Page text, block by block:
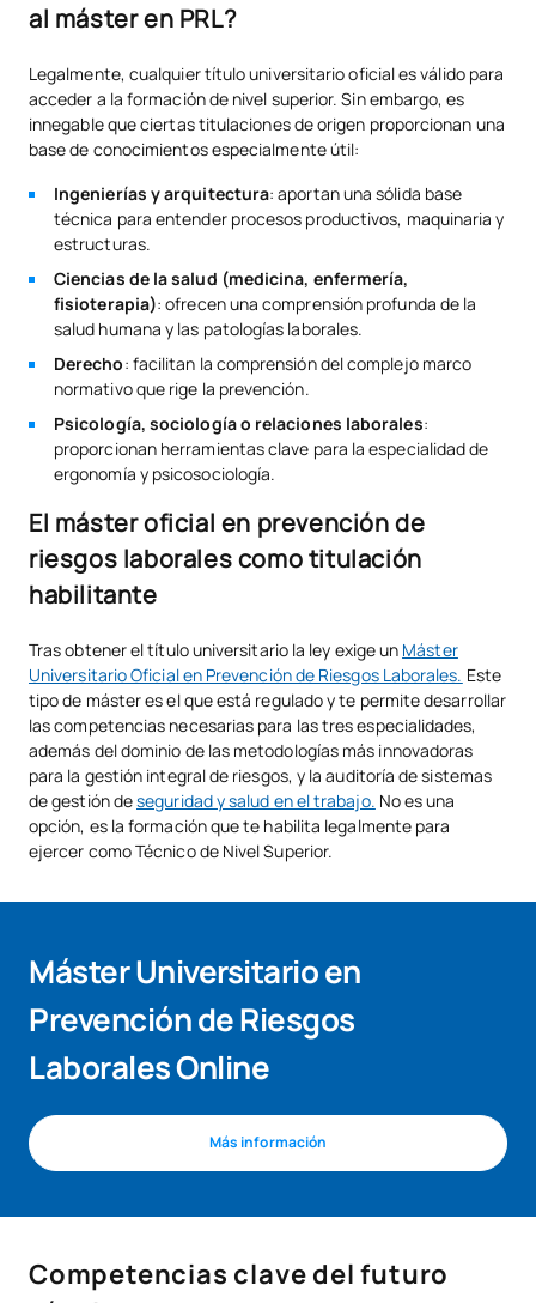
al máster en PRL?
Legalmente, cualquier título universitario oficial es válido para
acceder a la formación de nivel superior. Sin embargo, es
innegable que ciertas titulaciones de origen proporcionan una
base de conocimientos especialmente útil:
Ingenierías y arquitectura: aportan una sólida base
técnica para entender procesos productivos, maquinaria y
estructuras.
Ciencias de la salud (medicina, enfermería,
fisioterapia): ofrecen una comprensión profunda de la
salud humana y las patologías laborales.
Derecho: facilitan la comprensión del complejo marco
normativo que rige la prevención.
Psicología, sociología o relaciones laborales:
proporcionan herramientas clave para la especialidad de
ergonomía y psicosociología.
El máster oficial en prevención de
riesgos laborales como titulación
habilitante
Tras obtener el título universitario la ley exige un Máster
Universitario Oficial en Prevención de Riesgos Laborales. Este
tipo de máster es el que está regulado y te permite desarrollar
las competencias necesarias para las tres especialidades,
además del dominio de las metodologías más innovadoras
para la gestión integral de riesgos, y la auditoría de sistemas
de gestión deseguridad y salud en el trabajo. No es una
opción, es la formación que te habilita legalmente para
ejercer como Técnico de Nivel Superior.
Máster Universitario en
Prevención de Riesgos
Laborales Online
Más información
Competencias clave del futuro